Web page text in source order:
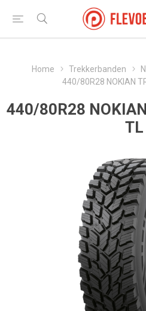
Home Trekkerbanden
440/80R28 NOKIAN
440/80R28
TL